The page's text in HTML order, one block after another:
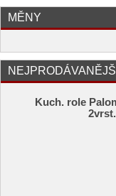
MĚNY
Kuch. role